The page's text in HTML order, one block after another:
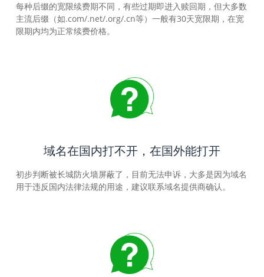
每种后缀的宽限续费期不同，有些过期即进入赎回期，但大多数
主流后缀（如.com/.net/.org/.cn等）一般有30天宽限期，在宽
限期内均为正常续费价格。
域名在国内打不开，在国外能打开
初步判断被长城防火墙屏蔽了，目前无法申诉，大多是因为域名
用于违反国内法律法规的用途，建议联系域名提供商确认。